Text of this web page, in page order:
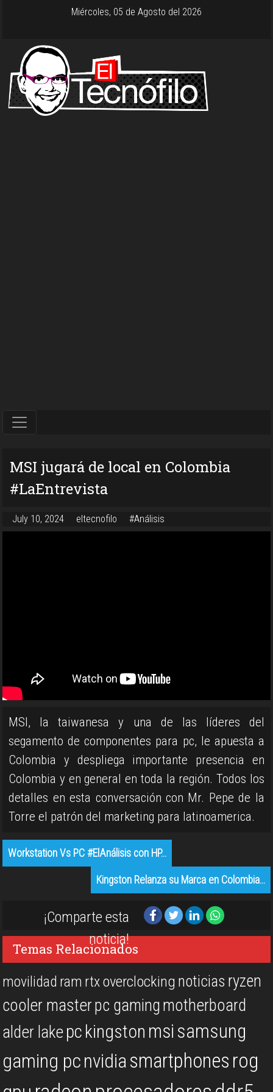
Miércoles, 05 de Agosto del 2026
MSI jugará de local en Colombia
#LaEntrevista
July 10, 2024 eltecnofilo #Análisis
MSI, la taiwanesa y una de las líderes del
segamento de componentes para pc, le apuesta a
Colombia y despliega importante presencia en
Colombia y en general en toda la región. Todos los
detalles en esta conversación con Mr. Pepe de la
Torre el patrón del marketing para latinoamerica.
Workstation Vs PC #ElAnálisis con HP…
Kingston Relanza su Marca en Colombia…
¡Comparte esta
noticia!
Temas Relacionados
movilidad ram rtxoverclocking noticias ryzen
cooler masterpc gamingmotherboard
alder lakepc kingston msi samsung
gaming pcnvidiasmartphones rog